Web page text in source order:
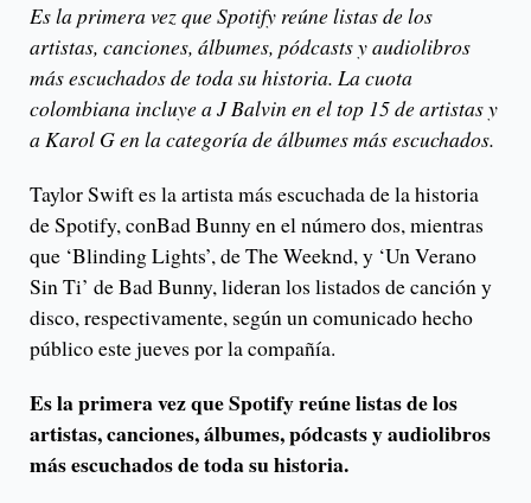
Es la primera vez que Spotify reúne listas de los
artistas, canciones, álbumes, pódcasts y audiolibros
más escuchados de toda su historia. La cuota
colombiana incluye a J Balvin en el top 15 de artistas y
a Karol G en la categoría de álbumes más escuchados.
Taylor Swift es la artista más escuchada de la historia
de Spotify, conBad Bunny en el número dos, mientras
que ‘Blinding Lights’, de The Weeknd, y ‘Un Verano
Sin Ti’ de Bad Bunny, lideran los listados de canción y
disco, respectivamente, según un comunicado hecho
público este jueves por la compañía.
Es la primera vez que Spotify reúne listas de los
artistas, canciones, álbumes, pódcasts y audiolibros
más escuchados de toda su historia.